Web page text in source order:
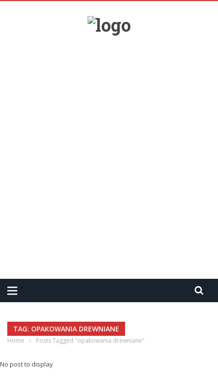
TAG: OPAKOWANIA DREWNIANE
Home › Posts Tagged "opakowania drewniane"
No post to display